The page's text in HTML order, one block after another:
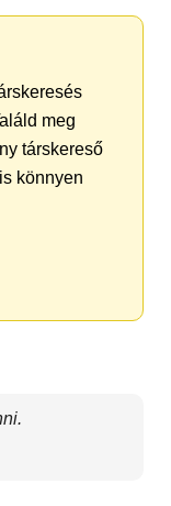
meg
társkereső
könnyen